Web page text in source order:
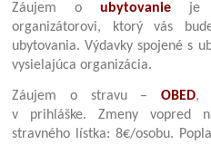
Záujem o ubytovanie
je
organizátorovi, ktorý vás
ubytovania. Výdavky spojené s
vysielajúca organizácia.
Záujem o stravu – OBED,
v prihláške. Zmeny vopred
stravného lístka: 8€/osobu.